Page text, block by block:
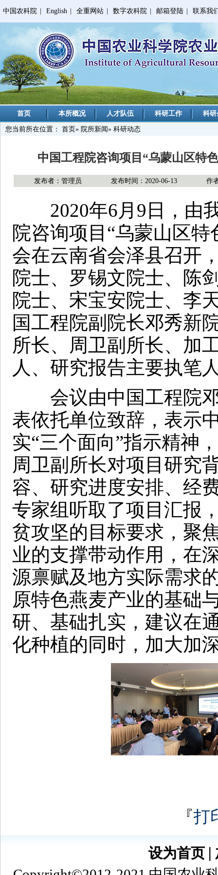
中国农科院 English 全重网站 数字农科院 邮箱登陆 联系我
首页 本所概况 人才队伍 科研工作 科
您当前所在位置： 首页» 院所新闻» 科研动态
中国工程院咨询项目“乌蒙山区特
发布者：管理员 发布时间：2020-06-13 作
2020年6月9日，由我
院咨询项目“乌蒙山区
会在云南省会泽县召开
院士、罗锡文院士、陈
院士、宋宝安院士、李
国工程院副院长邓秀新
所长、周卫副所长、加
人、研究报告主要执笔
会议由中国工程院邓
表依托单位致辞，表示
实“三个面向”指示精神
周卫副所长对项目研究
容、研究进度安排、经
专家组听取了项目汇报
贫攻坚的目标要求，聚
业的支撑带动作用，在
源禀赋及地方实际需求
原特色燕麦产业的基础
研、基础扎实，建议在
化种植的同时，加大加
『打
设为首页